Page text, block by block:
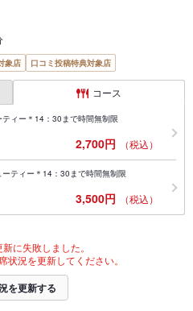
象店 口コミ投稿特典対象店
コース
ティー＊14：30まで時間無制限
2,700円 （税込）
ーティー＊14：30まで時間無制限
3,500円 （税込）
に失敗しました。
状況を更新してください。
を更新する